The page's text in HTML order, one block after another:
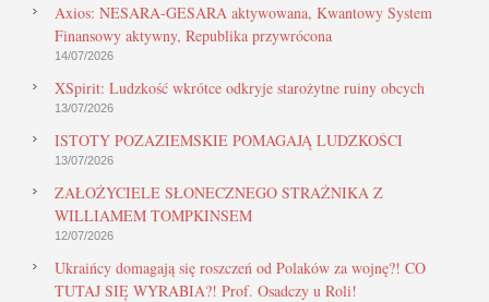
Axios: NESARA-GESARA aktywowana, Kwantowy System
Finansowy aktywny, Republika przywrócona
14/07/2026
XSpirit: Ludzkość wkrótce odkryje starożytne ruiny obcych
13/07/2026
ISTOTY POZAZIEMSKIE POMAGAJĄ LUDZKOŚCI
13/07/2026
ZAŁOŻYCIELE SŁONECZNEGO STRAŻNIKA Z
WILLIAMEM TOMPKINSEM
12/07/2026
Ukraińcy domagają się roszczeń od Polaków za wojnę?! CO
TUTAJ SIĘ WYRABIA?! Prof. Osadczy u Roli!